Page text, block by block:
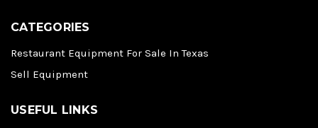
CATEGORIES
Restaurant Equipment For Sale In Texas
Sell Equipment
USEFUL LINKS